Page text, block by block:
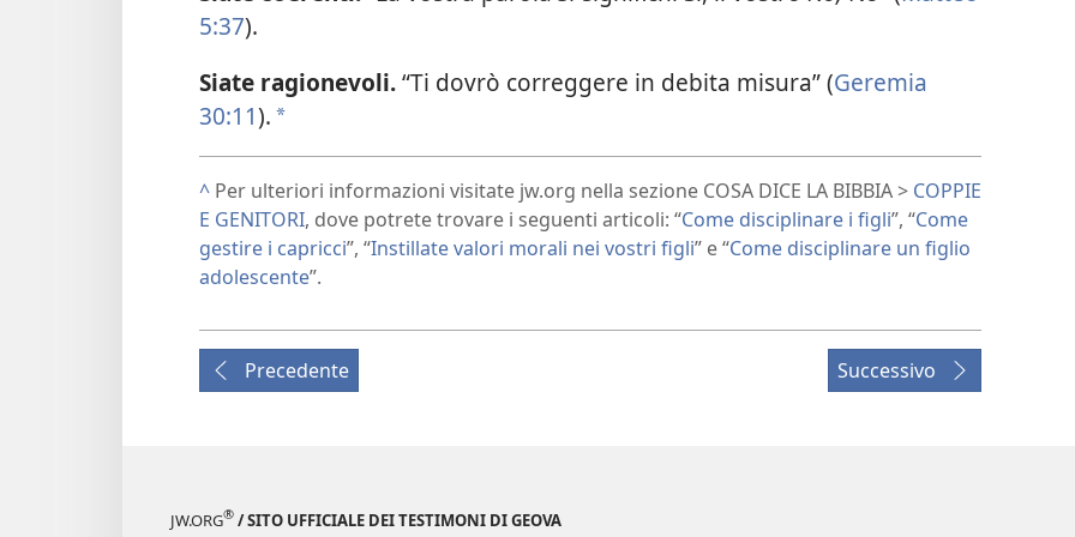
5:37).
Siate ragionevoli.“Ti dovrò correggere in debita misura” (Geremia
30:11). *
^ Per ulteriori informazioni visitate jw.org nella sezione COSA DICE LA BIBBIA > COPPIE
E GENITORI, dove potrete trovare i seguenti articoli: “Come disciplinare i figli”, “Come
gestire i capricci”, “Instillate valori morali nei vostri figli” e “Come disciplinare un figlio
adolescente”.
Precedente Successivo
JW.ORG® / SITO UFFICIALE DEI TESTIMONI DI GEOVA